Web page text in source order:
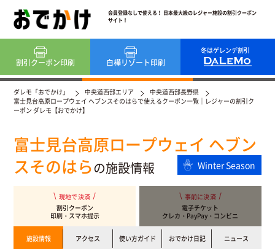
会員登録なしで使える！ 日本最大級のレジャー施設の割引クーポン
サイト！
冬はゲレンデ割引
割引クーポン印刷 白樺リゾート印刷
ダレモ「おでかけ」 中央道西部エリア
中央道西部長野県
富士見台高原ロープウェイ ヘブンスそのはらで使えるクーポン一覧｜レジャーの割引ク
ーポン ダレモ【おでかけ】
富士見台高原ロープウェイ ヘブン
スそのはらの施設情報 Winter Season
現地で決済
割引クーポン
印刷・スマホ提示
事前に決済
電子チケット
クレカ・PayPay・コンビニ
施設情報 アクセス 使い方ガイド おでかけ日記 ニュース